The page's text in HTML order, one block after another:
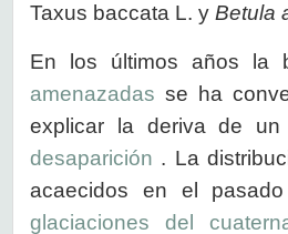
Taxus baccata L. y Betula
En los últimos años la
amenazadas se ha
explicar la deriva de
desaparición . La
acaecidos en el
glaciaciones del